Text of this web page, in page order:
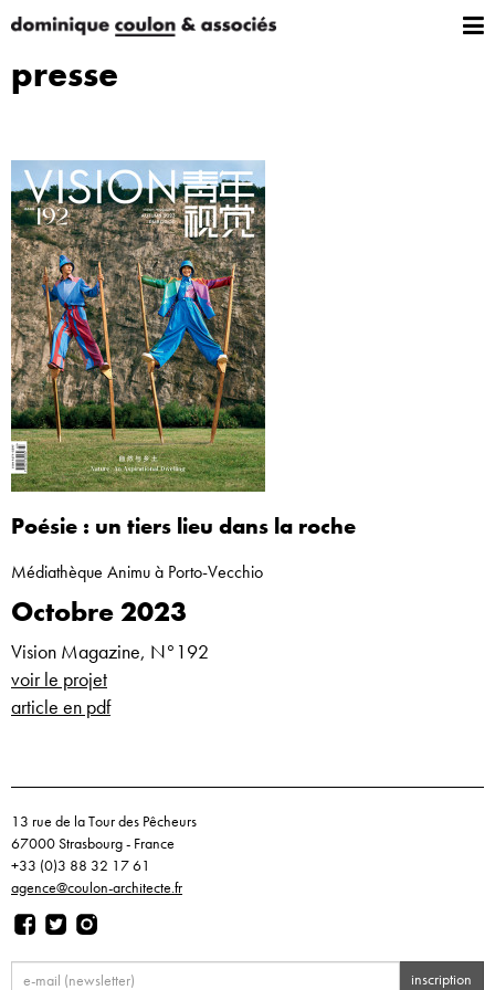
presse
Poésie : un tiers lieu dans la roche
Médiathèque Animu à Porto-Vecchio
Octobre 2023
Vision Magazine, N°192
voir le projet
article en pdf
13 rue de la Tour des Pêcheurs
67000 Strasbourg - France
+33 (0)3 88 32 17 61
agence@coulon-architecte.fr
inscription